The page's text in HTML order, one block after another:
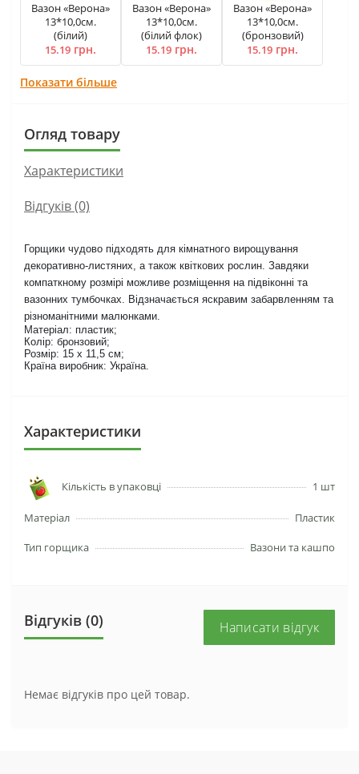
Вазон «Верона»
13*10,0см.
(білий)
15.19 грн.
Вазон «Верона»
13*10,0см.
(білий флок)
15.19 грн.
Вазон «Верона»
13*10,0см.
(бронзовий)
15.19 грн.
Показати більше
Огляд товару
Характеристики
Відгуків (0)
Горщики чудово підходять для кімнатного вирощування
декоративно-листяних, а також квіткових рослин. Завдяки
компаткному розмірі можливе розміщення на підвіконні та
вазонних тумбочках. Відзначається яскравим забарвленням та
різноманітними малюнками.
Матеріал: пластик;
Колір: бронзовий;
Розмір: 15 х 11,5 см;
Країна виробник: Україна.
Характеристики
Кількість в упаковці 1 шт
Матеріал Пластик
Тип горщика Вазони та кашпо
Відгуків (0) Написати відгук
Немає відгуків про цей товар.